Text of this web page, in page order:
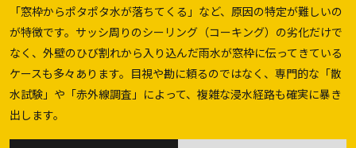
「窓枠からポタポタ水が落ちてくる」など、原因の特定が難しいの
が特徴です。サッシ周りのシーリング（コーキング）の劣化だけで
なく、外壁のひび割れから入り込んだ雨水が窓枠に伝ってきている
ケースも多々あります。目視や勘に頼るのではなく、専門的な「散
水試験」や「赤外線調査」によって、複雑な浸水経路も確実に暴き
出します。